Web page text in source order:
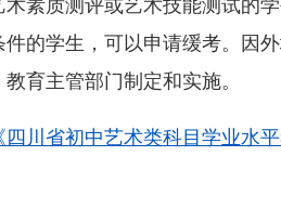
质测评或艺术技能测试的学
的学生，可以申请缓考。因
育主管部门制定和实施。
川省初中艺术类科目学业水